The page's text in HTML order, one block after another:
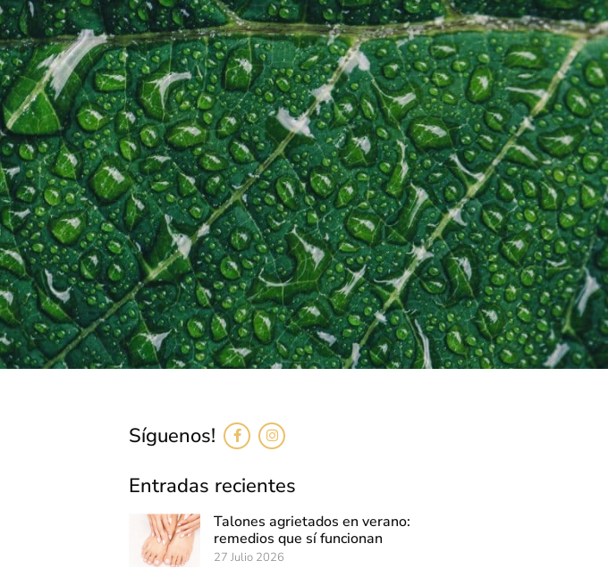
Síguenos!
Entradas recientes
Talones agrietados en verano:
remedios que sí funcionan
27 Julio 2026